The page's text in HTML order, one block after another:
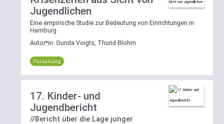
Jugendlichen
Eine empirische Studie zur Bedeutung von Einrichtungen in
Hamburg
Autor*in: Gunda Voigts, Thurid Blohm
Forschung
17. Kinder- und
Jugendbericht
//Bericht über die Lage junger